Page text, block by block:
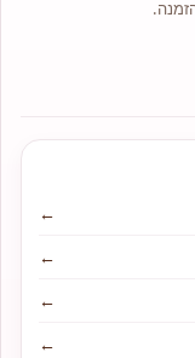
←
←
←
←